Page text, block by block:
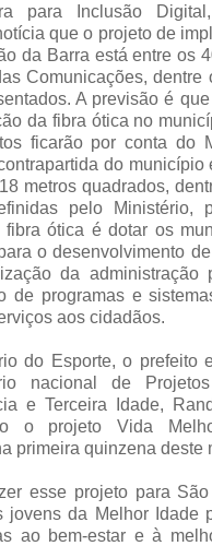
para Inclusão
que o projeto de
da Barra está entre os
Comunicações, dentre
A previsão é
da fibra ótica no
ficarão por conta do
do município
metros quadrados,
pelo Ministério,
fibra ótica é dotar os
o desenvolvimento
da administração
de programas e
aos cidadãos.
do Esporte, o prefeito
nacional de
e Terceira Idade,
o projeto Vida
primeira quinzena deste
esse projeto para
jovens da Melhor Idade
ao bem-estar e à